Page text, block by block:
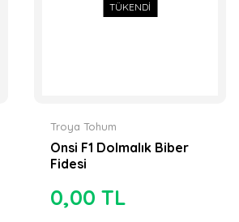
TÜKENDİ
Troya Tohum
Onsi F1 Dolmalık Biber
Fidesi
0,00 TL